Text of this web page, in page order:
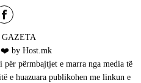
❤️ by Host.mk
përmbajtjet e marra nga media të
e huazuara publikohen me linkun e